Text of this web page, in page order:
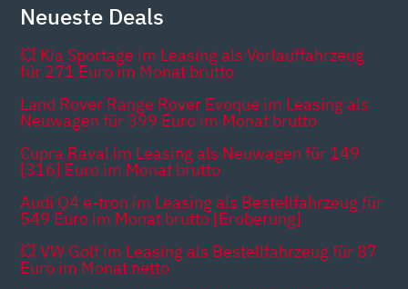
Neueste Deals
💥 Kia Sportage im Leasing als Vorlauffahrzeug
für 271 Euro im Monat brutto
Land Rover Range Rover Evoque im Leasing als
Neuwagen für 399 Euro im Monat brutto
Cupra Raval im Leasing als Neuwagen für 149
[316] Euro im Monat brutto
Audi Q4 e-tron im Leasing als Bestellfahrzeug für
549 Euro im Monat brutto [Eroberung]
💥 VW Golf im Leasing als Bestellfahrzeug für 87
Euro im Monat netto